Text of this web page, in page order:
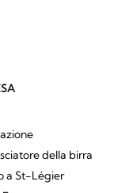
della birra
a St-Légier